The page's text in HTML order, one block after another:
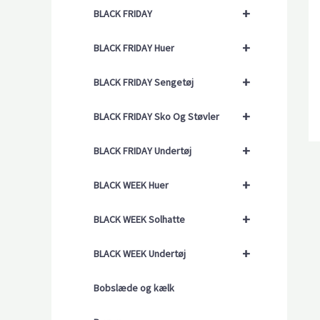
+
BLACK FRIDAY
+
BLACK FRIDAY Huer
+
BLACK FRIDAY Sengetøj
+
BLACK FRIDAY Sko Og Støvler
+
BLACK FRIDAY Undertøj
+
BLACK WEEK Huer
+
BLACK WEEK Solhatte
+
BLACK WEEK Undertøj
Bobslæde og kælk